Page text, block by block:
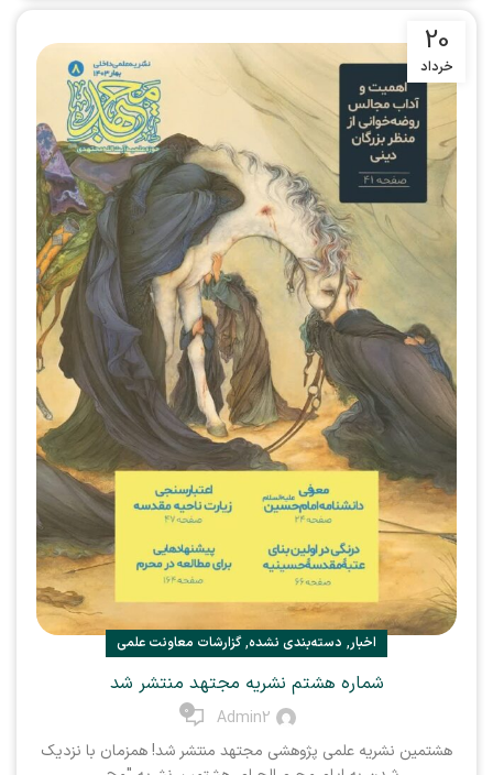
20
خرداد
اخبار, دسته‌بندی نشده,گزارشات معاونت علمی
شماره هشتم نشریه مجتهد منتشر شد
Admin2
0
هشتمین نشریه علمی پژوهشی‌ مجتهد منتشر شد! همزمان با نزدیک